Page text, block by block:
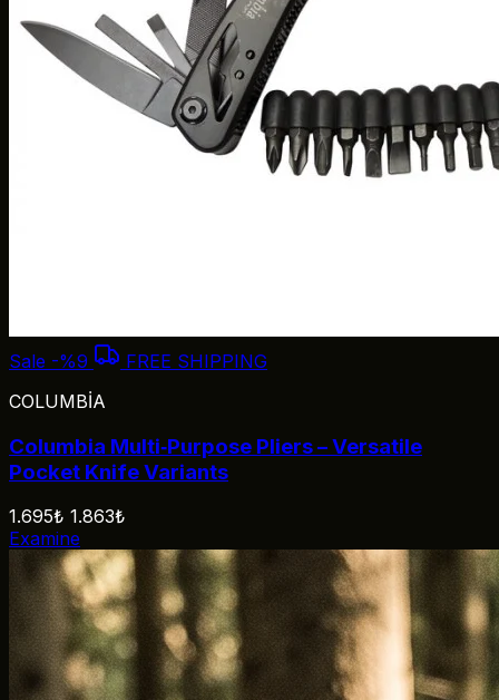
Sale -%9
FREE SHIPPING
COLUMBİA
Columbia Multi‑Purpose Pliers – Versatile
Pocket Knife Variants
1.695₺ 1.863₺
Examine